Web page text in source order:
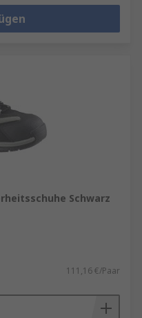
Schwarz
111,16 €/Paar